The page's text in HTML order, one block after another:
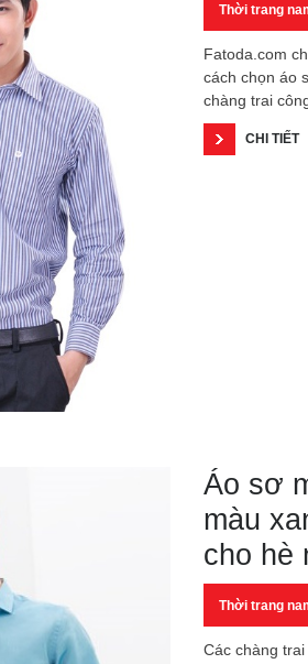
Thời trang
Fatoda.com
cách chọn áo
chàng trai
CHI TIẾT
Áo sơ
màu
cho hè
Thời trang
Các chàng